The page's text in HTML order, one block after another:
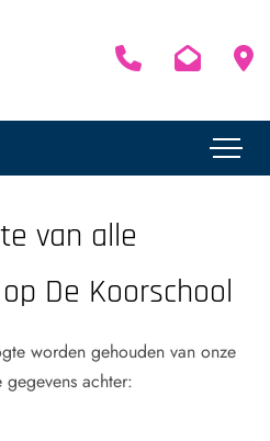
van alle
De Koorschool
worden gehouden van onze
achter: